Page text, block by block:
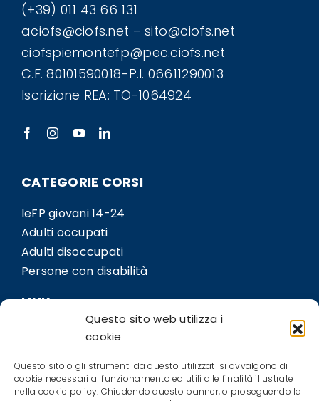
Questo sito web utilizza i
cookie
Questo sito o gli strumenti da questo utilizzati si avvalgono di
cookie necessari al funzionamento ed utili alle finalità illustrate
nella cookie policy. Chiudendo questo banner, o proseguendo la
(+39) 011 43 66 131
aciofs@ciofs.net – sito@ciofs.net
ciofspiemontefp@pec.ciofs.net
C.F. 80101590018-P.I. 06611290013
Iscrizione REA: TO-1064924
CATEGORIE CORSI
IeFP giovani 14-24
Adulti occupati
Adulti disoccupati
Persone con disabilità
LINK
Contatti